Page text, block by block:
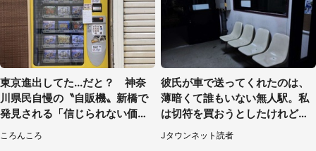
東京進出してた...だと？ 神奈
川県民自慢の〝自販機〟新橋で
発見される「信じられない価格
でおいしい」
ころんころ
彼氏が車で送ってくれたのは、
薄暗くて誰もいない無人駅。私
は切符を買おうとしたけれど
（山形県・20代女性）
Jタウンネット読者